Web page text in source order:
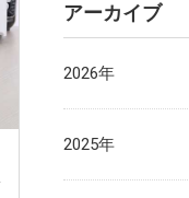
アーカイブ
2026年
2025年